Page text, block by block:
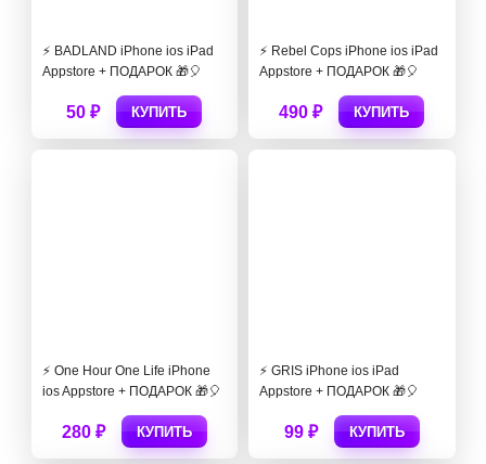
⚡️ BADLAND iPhone ios iPad
Appstore + ПОДАРОК 🎁🎈
50 ₽ КУПИТЬ
⚡️ Rebel Cop‪s iPhone ios iPad
Appstore + ПОДАРОК 🎁🎈
490 ₽ КУПИТЬ
⚡️ One Hour One Life iPhone
ios Appstore + ПОДАРОК 🎁🎈
280 ₽ КУПИТЬ
⚡️ GRIS iPhone ios iPad
Appstore + ПОДАРОК 🎁🎈
99 ₽ КУПИТЬ